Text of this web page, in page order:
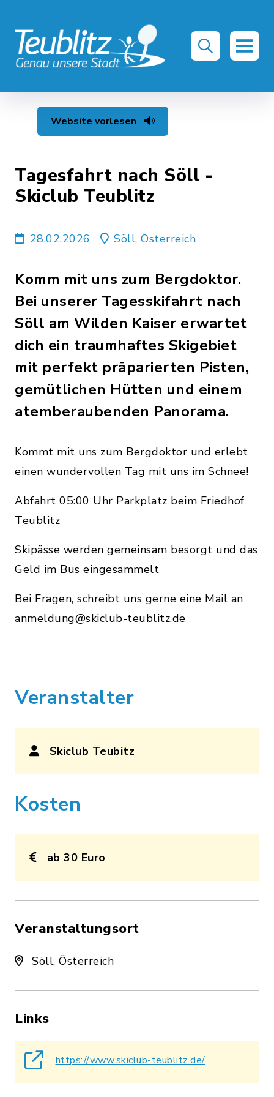
Website vorlesen
Tagesfahrt nach Söll -
Skiclub Teublitz
28.02.2026 Söll, Österreich
Komm mit uns zum Bergdoktor.
Bei unserer Tagesskifahrt nach
Söll am Wilden Kaiser erwartet
dich ein traumhaftes Skigebiet
mit perfekt präparierten Pisten,
gemütlichen Hütten und einem
atemberaubenden Panorama.
Kommt mit uns zum Bergdoktor und erlebt
einen wundervollen Tag mit uns im Schnee!
Abfahrt 05:00 Uhr Parkplatz beim Friedhof
Teublitz
Skipässe werden gemeinsam besorgt und das
Geld im Bus eingesammelt
Bei Fragen, schreibt uns gerne eine Mail an
anmeldung@skiclub-teublitz.de
Veranstalter
Skiclub Teubitz
Kosten
ab 30 Euro
Veranstaltungsort
Söll, Österreich
Links
https://www.skiclub-teublitz.de/